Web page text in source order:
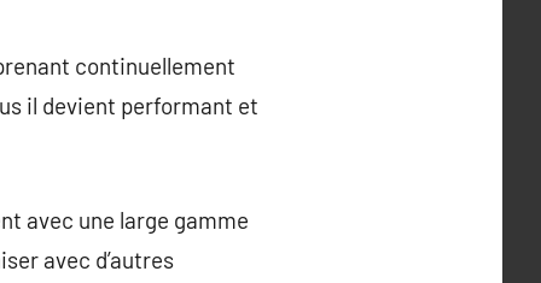
continuellement
il devient performant et
avec une large gamme
avec d’autres